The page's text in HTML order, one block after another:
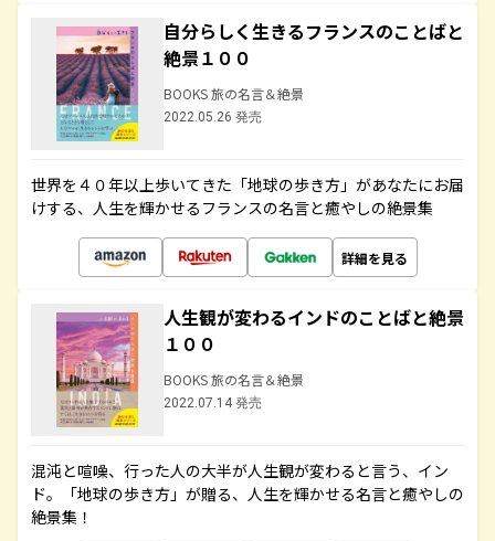
自分らしく生きるフランスのことばと
絶景１００
BOOKS 旅の名言＆絶景
2022.05.26 発売
世界を４０年以上歩いてきた「地球の歩き方」があなたにお届
けする、人生を輝かせるフランスの名言と癒やしの絶景集
詳細を見る
人生観が変わるインドのことばと絶景
１００
BOOKS 旅の名言＆絶景
2022.07.14 発売
混沌と喧噪、行った人の大半が人生観が変わると言う、イン
ド。「地球の歩き方」が贈る、人生を輝かせる名言と癒やしの
絶景集！